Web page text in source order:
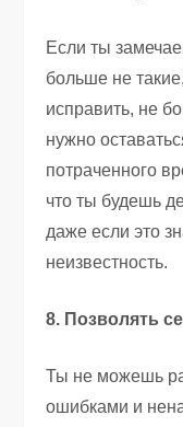
Если ты
больше не
исправить, не
нужно
потраченного
что ты будешь
даже если это
неизвестность.
8. Позволять
Ты не можешь
ошибками и